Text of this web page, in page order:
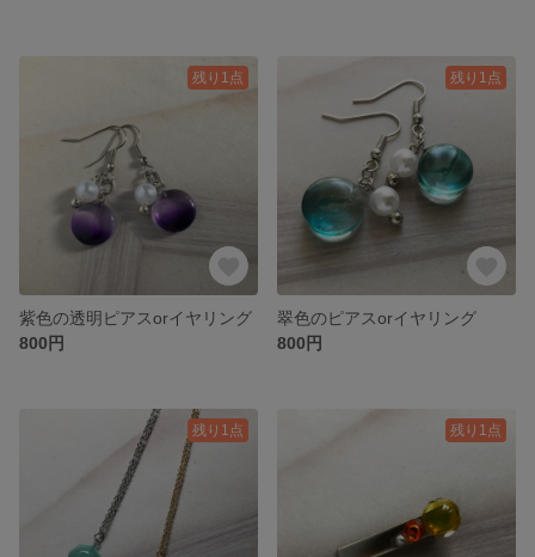
残り1点
紫色の透明ピアスorイヤリング
800円
残り1点
翠色のピアスorイヤリング
800円
残り1点 残り1点